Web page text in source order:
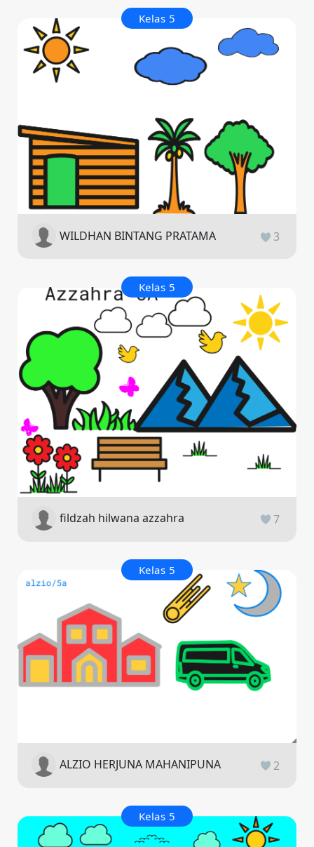
Kelas 5
WILDHAN BINTANG PRATAMA 3
Kelas 5
fildzah hilwana azzahra 7
Kelas 5
ALZIO HERJUNA MAHANIPUNA 2
Kelas 5